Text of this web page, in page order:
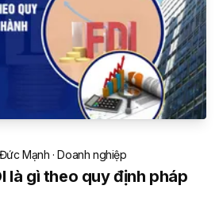
Mạnh ·Doanh nghiệp
là gì theo quy định pháp